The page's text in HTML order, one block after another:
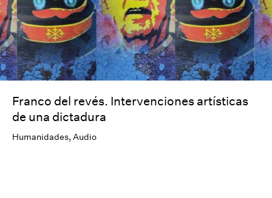
Franco del revés. Intervenciones artísticas
de una dictadura
Humanidades, Audio